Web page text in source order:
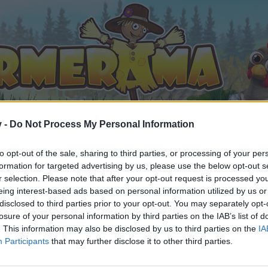
- Do Not Process My Personal Information
opt-out of the sale, sharing to third parties, or processing of your
for targeted advertising by us, please use the below opt-out
selection. Please note that after your opt-out request is processed
interest-based ads based on personal information utilized by us
to third parties prior to your opt-out. You may separately
of your personal information by third parties on the IAB’s list of
This information may also be disclosed by us to third parties on the
Participants that may further disclose it to other third parties.
Pour les moins de 210 de QI .
posséder un compte de jeu et vous connecter à